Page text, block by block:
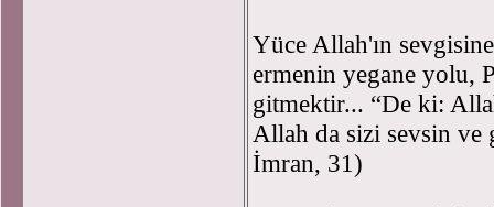
Yüce Allah'ın
ermenin yegane yolu,
gitmektir... “De ki:
Allah da sizi sevsin ve
İmran, 31)